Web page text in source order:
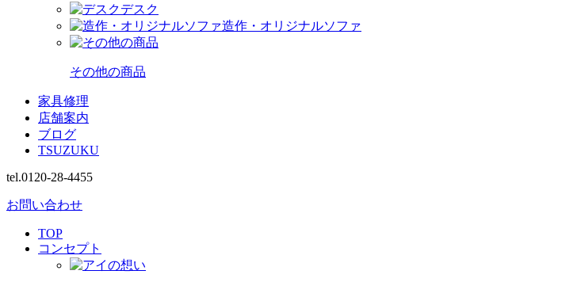
デスク
造作・オリジナルソファ
その他の商品
家具修理
店舗案内
ブログ
TSUZUKU
tel.0120-28-4455
お問い合わせ
TOP
コンセプト